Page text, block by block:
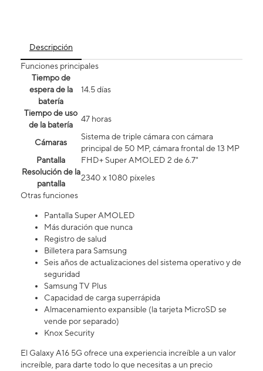
Descripción
Funciones principales
Tiempo de
espera de la
batería
14.5 días
Tiempo de uso
de la batería
47 horas
Cámaras
Sistema de triple cámara con cámara
principal de 50 MP, cámara frontal de 13 MP
Pantalla
FHD+ Super AMOLED 2 de 6.7"
Resolución de la
pantalla
2340 x 1080 píxeles
Otras funciones
Pantalla Super AMOLED
Más duración que nunca
Registro de salud
Billetera para Samsung
Seis años de actualizaciones del sistema operativo y de
seguridad
Samsung TV Plus
Capacidad de carga superrápida
Almacenamiento expansible (la tarjeta MicroSD se
vende por separado)
Knox Security
El Galaxy A16 5G ofrece una experiencia increíble a un valor
increíble, para darte todo lo que necesitas a un precio